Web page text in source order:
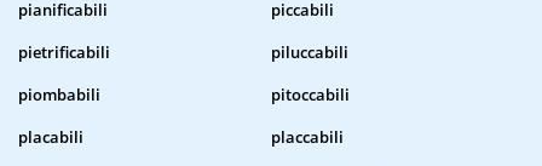
pianificabili
piccabili
pietrificabili
piluccabili
piombabili
pitoccabili
placabili
placcabili